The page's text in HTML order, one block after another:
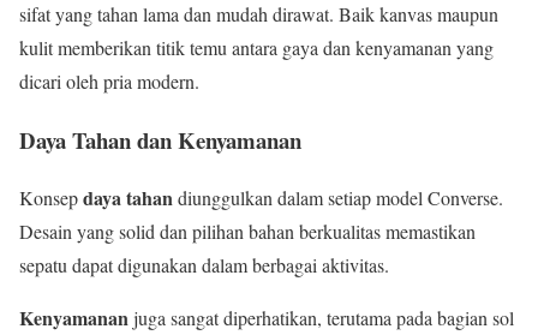
sifat yang tahan lama dan mudah dirawat. Baik kanvas maupun
kulit memberikan titik temu antara gaya dan kenyamanan yang
dicari oleh pria modern.
Daya Tahan dan Kenyamanan
Konsepdaya tahandiunggulkan dalam setiap model Converse.
Desain yang solid dan pilihan bahan berkualitas memastikan
sepatu dapat digunakan dalam berbagai aktivitas.
Kenyamananjuga sangat diperhatikan, terutama pada bagian sol